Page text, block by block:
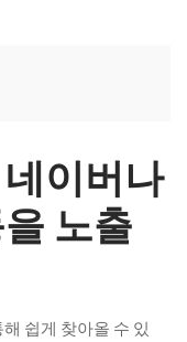
이버나
노출
쉽게 찾아올 수 있